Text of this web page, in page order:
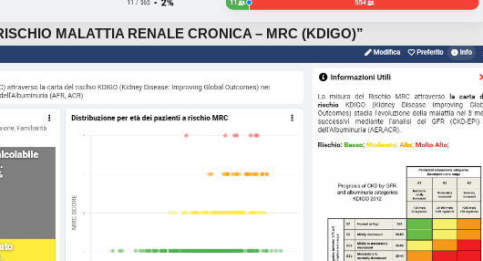
MALATTIA RENALE CRONICA – MRC (KDIGO)”